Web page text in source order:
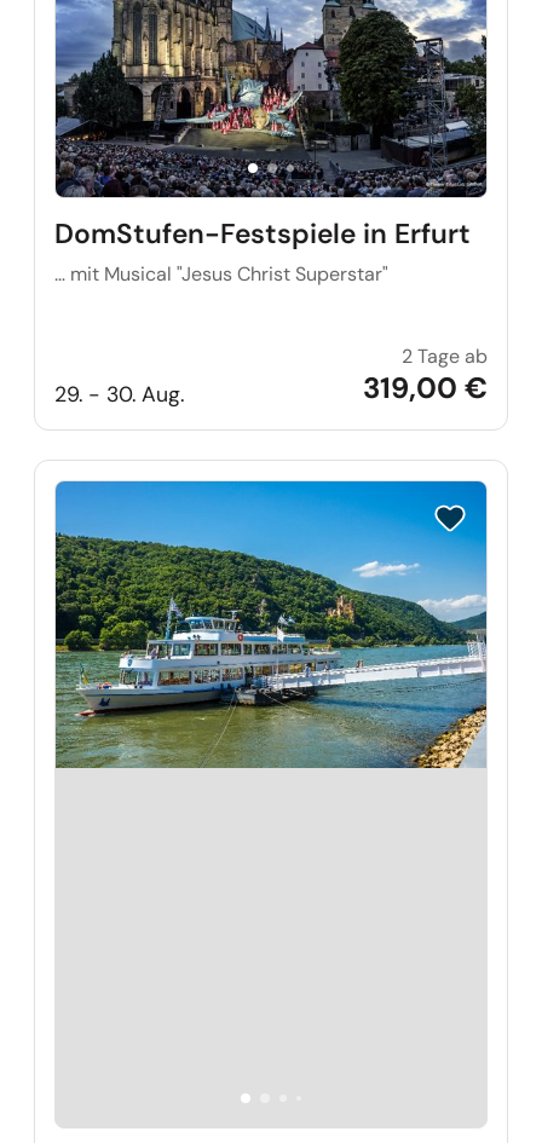
DomStufen-Festspiele in Erfurt
… mit Musical "Jesus Christ Superstar"
29. - 30. Aug.
2 Tage ab
319,00 €
Reise auf